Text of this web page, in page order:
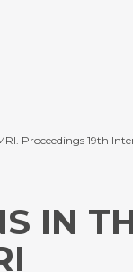
Proceedings 19th
IN